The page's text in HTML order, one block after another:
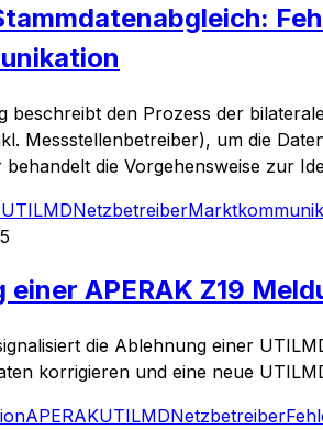
beschreibt den Prozess der
Messstellenbetreiber), um die
behandelt die Vorgehensweise zur
UTILMDNetzbetreiber
einer APERAK Z19
die Ablehnung einer
korrigieren und eine neue
APERAKUTILMDNetzbetreiber